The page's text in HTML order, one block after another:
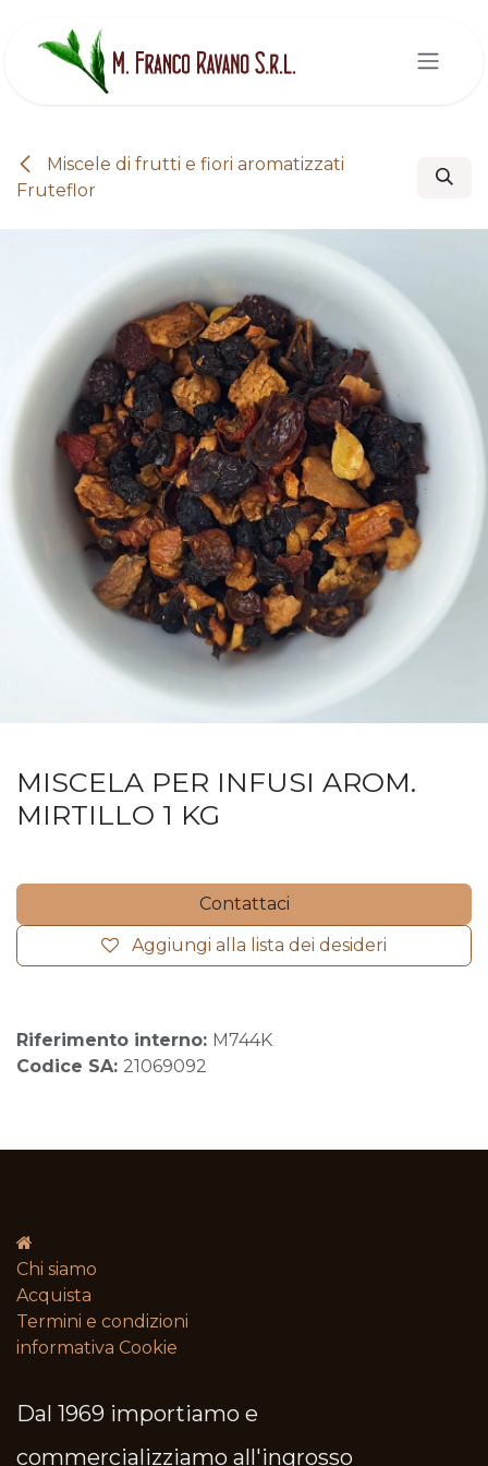
Miscele di frutti e fiori aromatizzati
Fruteflor
MISCELA PER INFUSI AROM.
MIRTILLO 1 KG
Contattaci
Aggiungi alla lista dei desideri
Riferimento interno: M744K
Codice SA: 21069092
Chi siamo
Acquista
Termini e condizioni​
informativa Cookie
Dal 1969 importiamo e
commercializziamo all'ingrosso